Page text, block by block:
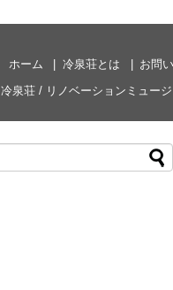
ホーム 冷泉荘とは
お問
冷泉荘 / リノベーションミュー